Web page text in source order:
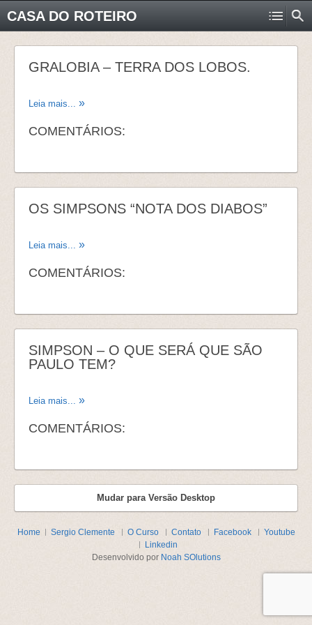
CASA DO ROTEIRO
GRALOBIA – TERRA DOS LOBOS.
Leia mais...
COMENTÁRIOS:
OS SIMPSONS “NOTA DOS DIABOS”
Leia mais...
COMENTÁRIOS:
SIMPSON – O QUE SERÁ QUE SÃO
PAULO TEM?
Leia mais...
COMENTÁRIOS:
Mudar para Versão Desktop
Home Sergio Clemente O Curso Contato Facebook
Youtube
Linkedin
Desenvolvido por Noah SOlutions